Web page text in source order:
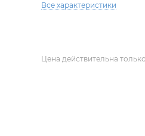
Все характеристики
Цена действительна